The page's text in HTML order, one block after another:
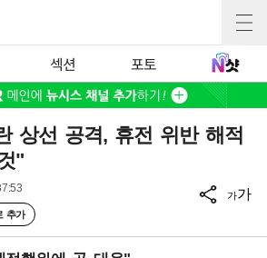
섹션 포토
상선 공격, 휴전 위반 해적
"
추가
가가